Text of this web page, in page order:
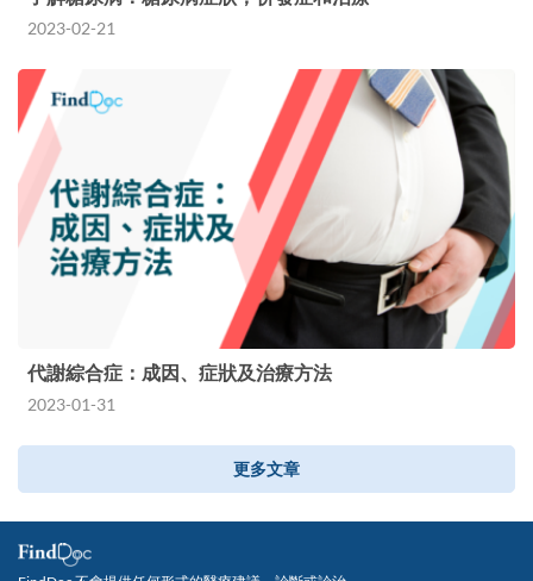
2023-02-21
代謝綜合症：成因、症狀及治療方法
2023-01-31
更多文章